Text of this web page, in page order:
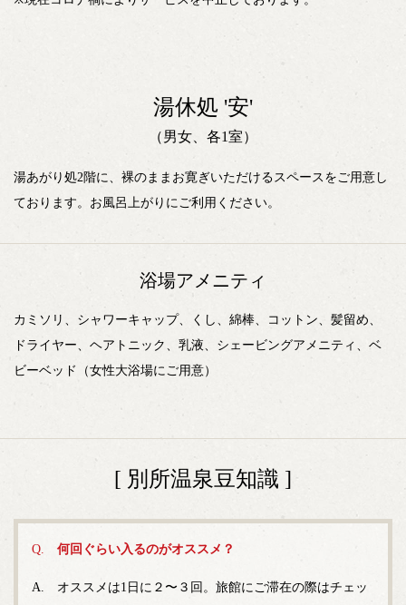
湯休処 '安'
（男女、各1室）
湯あがり処2階に、裸のままお寛ぎいただけるスペースをご用意し
ております。お風呂上がりにご利用ください。
浴場アメニティ
カミソリ、シャワーキャップ、くし、綿棒、コットン、髪留め、
ドライヤー、ヘアトニック、乳液、シェービングアメニティ、ベ
ビーベッド（女性大浴場にご用意）
[ 別所温泉豆知識 ]
何回ぐらい入るのがオススメ？
オススメは1日に２〜３回。旅館にご滞在の際はチェッ